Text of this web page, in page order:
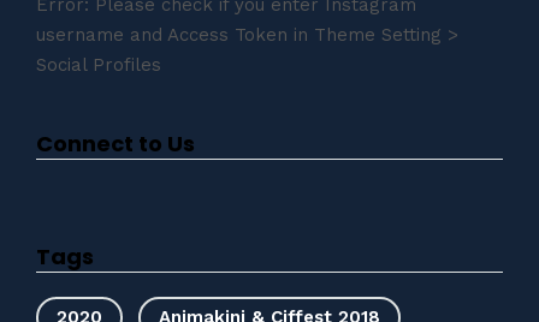
Error: Please check if you enter Instagram
username and Access Token in Theme Setting >
Social Profiles
Connect to Us
Tags
2020 Animakini & Ciffest 2018